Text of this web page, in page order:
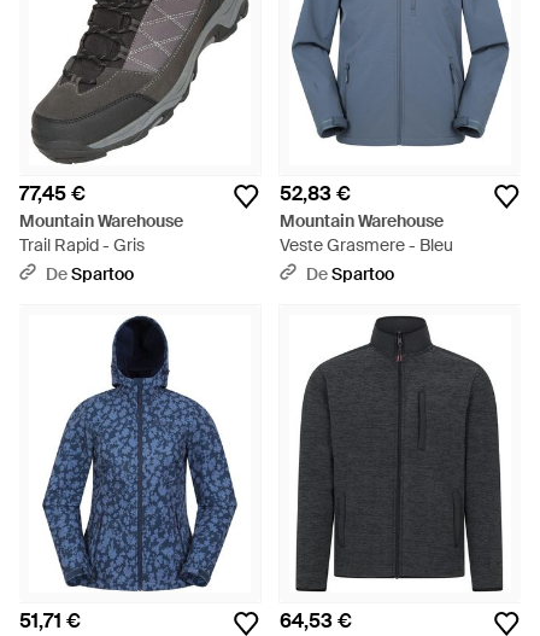
77,45 €
Mountain Warehouse
Trail Rapid - Gris
DeSpartoo
52,83 €
Mountain Warehouse
Veste Grasmere - Bleu
DeSpartoo
51,71 € 64,53 €